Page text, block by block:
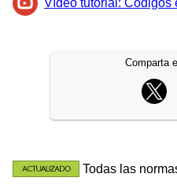
Vídeo tutorial: Códigos
Comparta
Todas las